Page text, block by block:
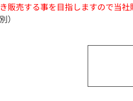
販売する事を目指しますので当
）